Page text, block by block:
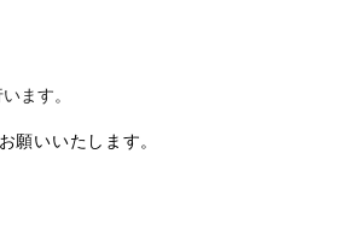
ます。
願いいたします。